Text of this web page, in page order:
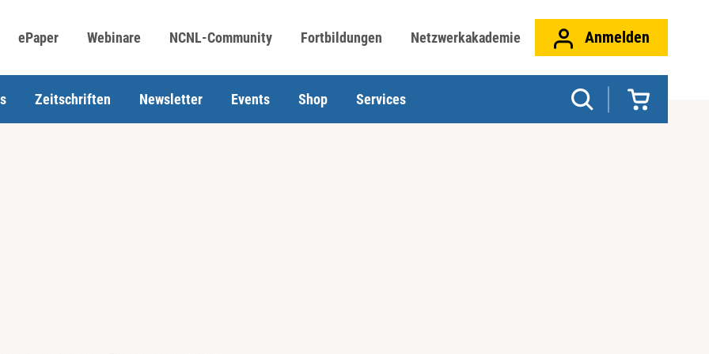
ePaper Webinare NCNL-Community Fortbildungen Netzwerkakademie Anmelden
Zeitschriften Newsletter Events Shop Services